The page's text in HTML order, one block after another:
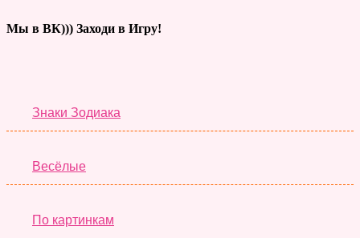
Мы в ВК))) Заходи в Игру!
Знаки Зодиака
Весёлые
По картинкам